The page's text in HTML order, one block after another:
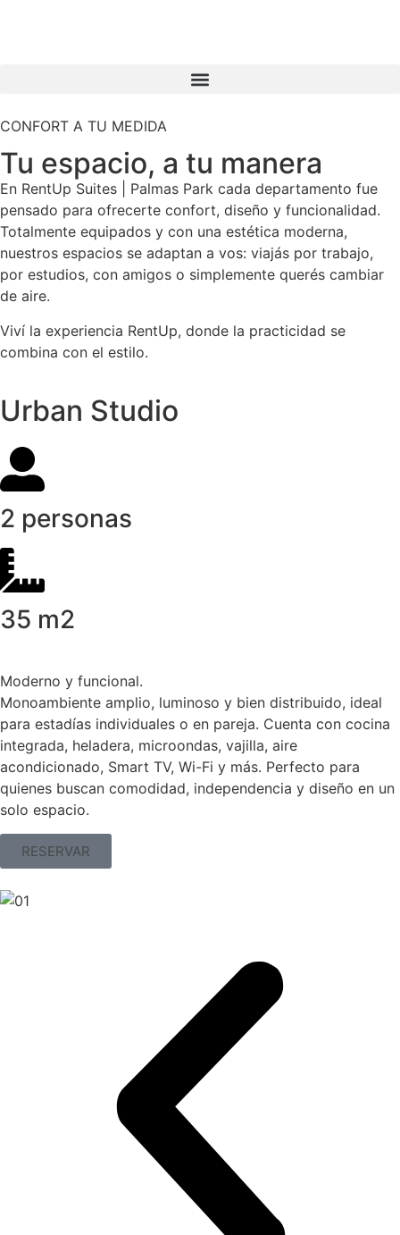
CONFORT A TU MEDIDA
Tu espacio, a tu manera
En RentUp Suites | Palmas Park cada departamento fue
pensado para ofrecerte confort, diseño y funcionalidad.
Totalmente equipados y con una estética moderna,
nuestros espacios se adaptan a vos: viajás por trabajo,
por estudios, con amigos o simplemente querés cambiar
de aire.
Viví la experiencia RentUp, donde la practicidad se
combina con el estilo.
Urban Studio
2 personas
35 m2
Moderno y funcional.
Monoambiente amplio, luminoso y bien distribuido, ideal
para estadías individuales o en pareja. Cuenta con cocina
integrada, heladera, microondas, vajilla, aire
acondicionado, Smart TV, Wi-Fi y más. Perfecto para
quienes buscan comodidad, independencia y diseño en un
solo espacio.
RESERVAR